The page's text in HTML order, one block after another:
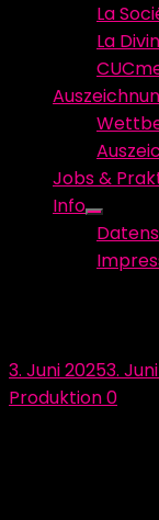
La
La
Jobs &
Info
Show
sub
menu
Posted
on
3. Juni 20253.
Produktion0